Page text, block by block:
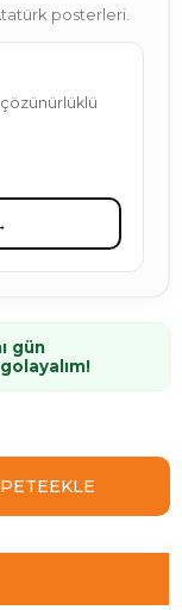
posterleri.
çözünürlüklü
gün